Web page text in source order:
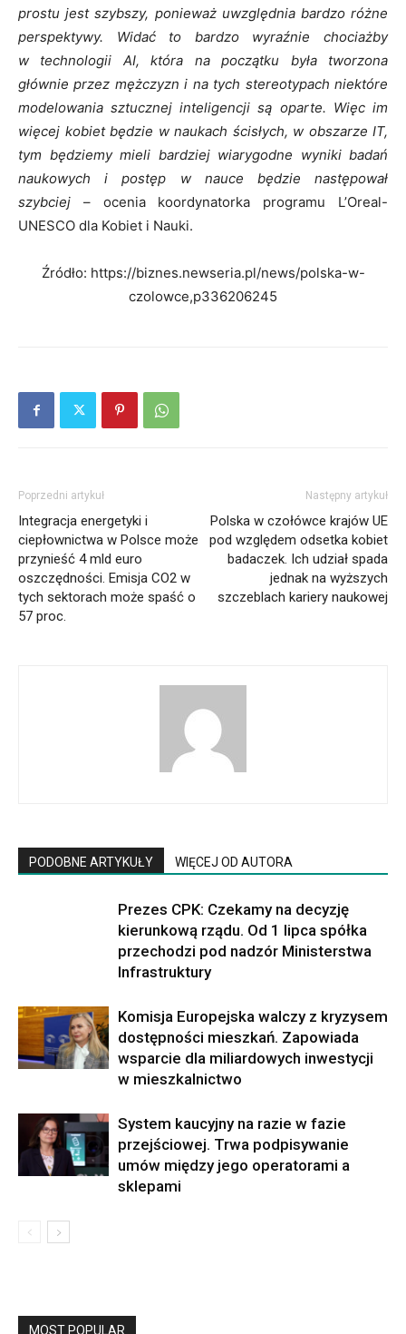
prostu jest szybszy, ponieważ uwzględnia bardzo różne
perspektywy. Widać to bardzo wyraźnie chociażby
w technologii AI, która na początku była tworzona
głównie przez mężczyzn i na tych stereotypach niektóre
modelowania sztucznej inteligencji są oparte. Więc im
więcej kobiet będzie w naukach ścisłych, w obszarze IT,
tym będziemy mieli bardziej wiarygodne wyniki badań
naukowych i postęp w nauce będzie następował
szybciej – ocenia koordynatorka programu L’Oreal-
UNESCO dla Kobiet i Nauki.
Źródło: https://biznes.newseria.pl/news/polska-w-
czolowce,p336206245
Poprzedni artykuł
Integracja energetyki i
ciepłownictwa w Polsce może
przynieść 4 mld euro
oszczędności. Emisja CO2 w
tych sektorach może spaść o
57 proc.
Następny artykuł
Polska w czołówce krajów UE
pod względem odsetka kobiet
badaczek. Ich udział spada
jednak na wyższych
szczeblach kariery naukowej
PODOBNE ARTYKUŁY WIĘCEJ OD AUTORA
Prezes CPK: Czekamy na decyzję
kierunkową rządu. Od 1 lipca spółka
przechodzi pod nadzór Ministerstwa
Infrastruktury
Komisja Europejska walczy z kryzysem
dostępności mieszkań. Zapowiada
wsparcie dla miliardowych inwestycji
w mieszkalnictwo
System kaucyjny na razie w fazie
przejściowej. Trwa podpisywanie
umów między jego operatorami a
sklepami
MOST POPULAR